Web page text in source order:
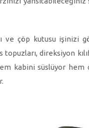
ve çöp kutusu işinizi
topuzları, direksiyon
kabini süslüyor hem